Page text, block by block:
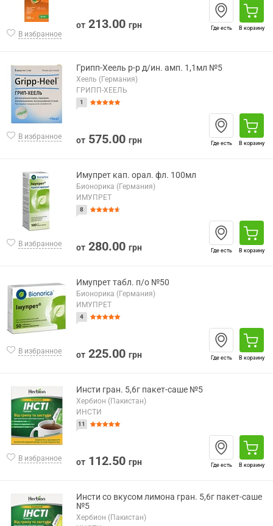
В избранное
от 213.00 грн Где есть В корзину
В избранное
Грипп-Хеель р-р д/ин. амп. 1,1мл №5
Хеель (Германия)
ГРИПП-ХЕЕЛЬ
1
от 575.00 грн Где есть В корзину
В избранное
Имупрет кап. орал. фл. 100мл
Бионорика (Германия)
ИМУПРЕТ
8
от 280.00 грн Где есть В корзину
В избранное
Имупрет табл. п/о №50
Бионорика (Германия)
ИМУПРЕТ
4
от 225.00 грн Где есть В корзину
В избранное
Инсти гран. 5,6г пакет-саше №5
Хербион (Пакистан)
ИНСТИ
11
от 112.50 грн Где есть В корзину
Инсти со вкусом лимона гран. 5,6г пакет-саше
№5
Хербион (Пакистан)